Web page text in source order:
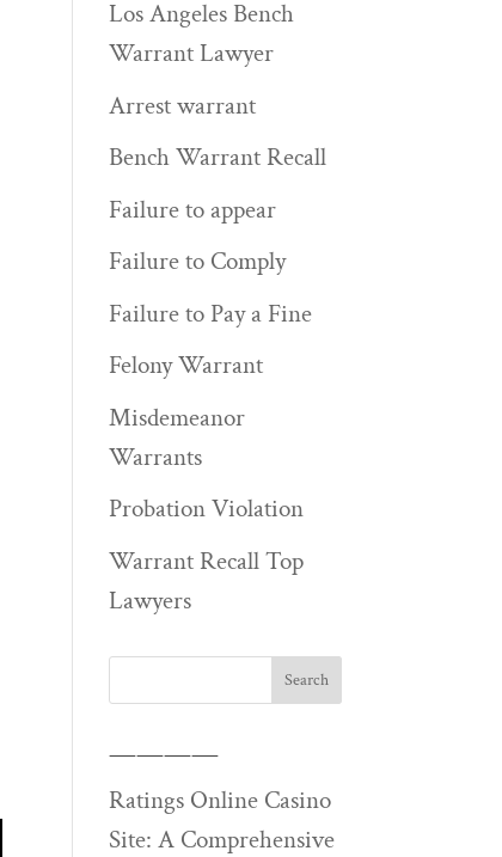
Los Angeles Bench
Warrant Lawyer
Arrest warrant
Bench Warrant Recall
Failure to appear
Failure to Comply
Failure to Pay a Fine
Felony Warrant
Misdemeanor
Warrants
Probation Violation
Warrant Recall Top
Lawyers
————
Ratings Online Casino
Site: A Comprehensive